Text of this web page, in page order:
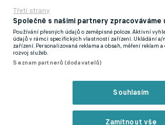
Podmínky užití
Zásady ochrany osobních údajů
GDPR a
Třetí strany
Společně s našimi partnery zpracováváme
Používání přesných údajů o zeměpisné poloze. Aktivní
údajů v rámci specifických vlastností zařízení. Ukládání
zařízení. Personalizovaná reklama a obsah, měření reklam
rozvoj služeb.
Seznam partnerů (dodavatelů)
Souhlasím
Zamítnout vše